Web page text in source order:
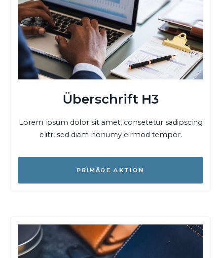
Überschrift H3
Lorem ipsum dolor sit amet, consetetur sadipscing
elitr, sed diam nonumy eirmod tempor.
PRIMÄRE AKTION